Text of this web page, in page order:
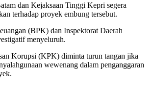
dan Kejaksaan Tinggi Kepri segera
terhadap proyek embung tersebut.
(BPK) dan Inspektorat Daerah
menyeluruh.
Korupsi (KPK) diminta turun tangan jika
wewenang dalam penganggaran